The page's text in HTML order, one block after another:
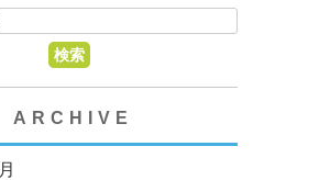
ARCHIVE